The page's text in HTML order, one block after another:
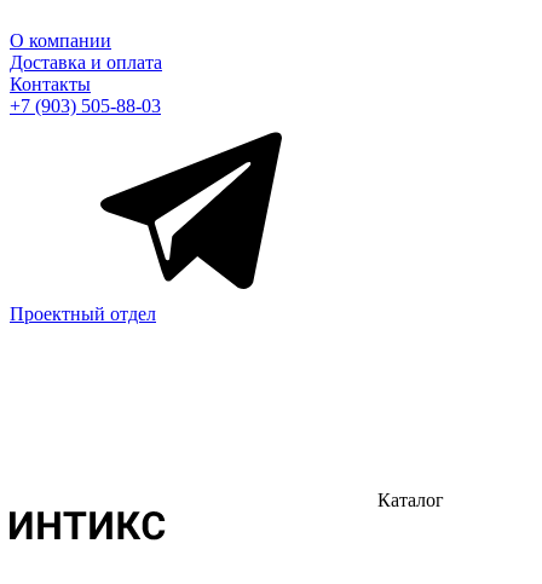
О компании
Доставка и оплата
Контакты
+7 (903) 505-88-03
Проектный отдел
Каталог